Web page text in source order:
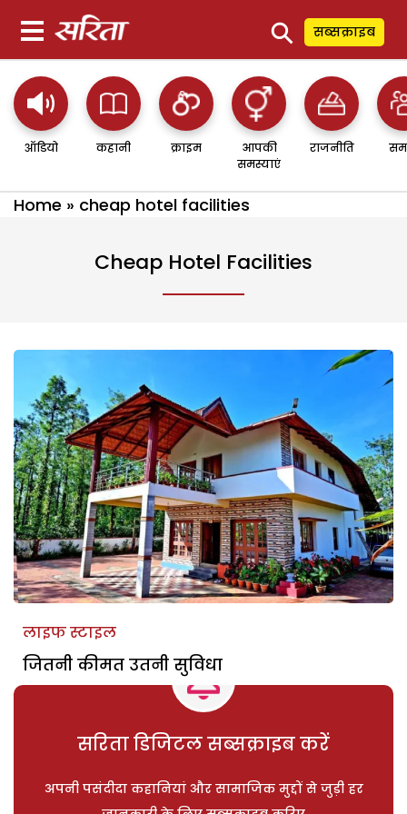
⚲ सब्सक्राइब
ऑडियो कहानी क्राइम
आपकी
समस्याएं
राजनीति
Home » cheap hotel facilities
Cheap Hotel Facilities
लाइफ स्टाइल
जितनी कीमत उतनी सुविधा
सरिता डिजिटल सब्सक्राइब करें
अपनी पसंदीदा कहानियां और सामाजिक मुद्दों से जुड़ी हर